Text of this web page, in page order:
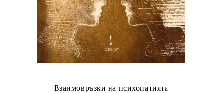
Взаимовръзки на психопатията